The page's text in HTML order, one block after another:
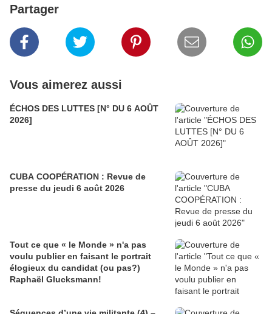
Partager
Vous aimerez aussi
ÉCHOS DES LUTTES [N° DU 6 AOÛT
2026]
CUBA COOPÉRATION : Revue de
presse du jeudi 6 août 2026
Tout ce que « le Monde » n'a pas
voulu publier en faisant le portrait
élogieux du candidat (ou pas?)
Raphaël Glucksmann!